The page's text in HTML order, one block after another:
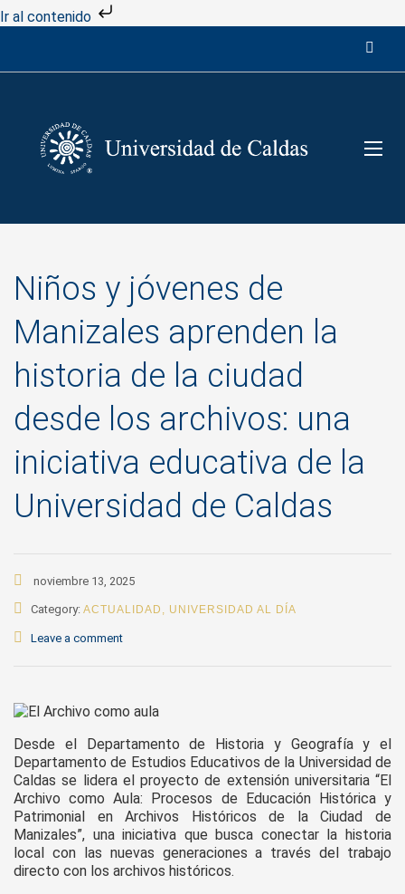
Ir al contenido
Niños y jóvenes de
Manizales aprenden la
historia de la ciudad
desde los archivos: una
iniciativa educativa de la
Universidad de Caldas
noviembre 13, 2025
Category: ACTUALIDAD , UNIVERSIDAD AL DÍA
Leave a comment
Desde el Departamento de Historia y Geografía y el
Departamento de Estudios Educativos de la Universidad de
Caldas se lidera el proyecto de extensión universitaria “El
Archivo como Aula: Procesos de Educación Histórica y
Patrimonial en Archivos Históricos de la Ciudad de
Manizales”, una iniciativa que busca conectar la historia
local con las nuevas generaciones a través del trabajo
directo con los archivos históricos.